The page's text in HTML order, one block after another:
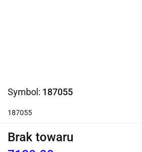
Symbol: 187055
187055
Brak towaru